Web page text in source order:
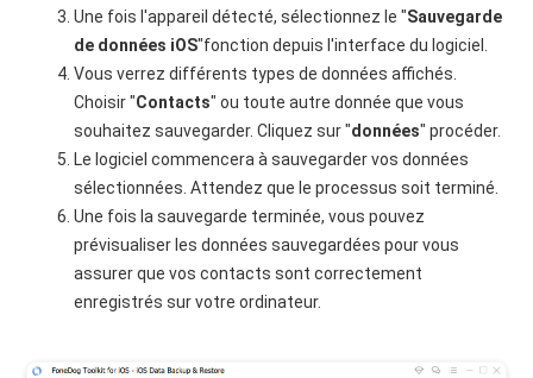
Une fois l'appareil détecté, sélectionnez le "Sauvegarde
de données iOS"fonction depuis l'interface du logiciel.
Vous verrez différents types de données affichés.
Choisir "Contacts" ou toute autre donnée que vous
souhaitez sauvegarder. Cliquez sur "données" procéder.
Le logiciel commencera à sauvegarder vos données
sélectionnées. Attendez que le processus soit terminé.
Une fois la sauvegarde terminée, vous pouvez
prévisualiser les données sauvegardées pour vous
assurer que vos contacts sont correctement
enregistrés sur votre ordinateur.